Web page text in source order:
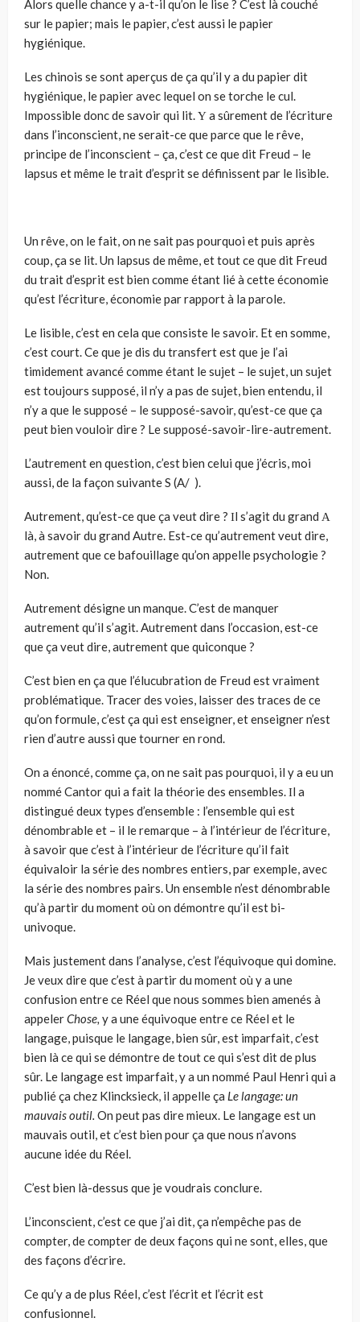
Alors quelle chance y a-t-­il qu’on le lise ? C’est là couché
sur le papier; mais le papier, c’est aussi le papier
hygiénique.
Les chinois se sont aperçus de ça qu’il y a du papier dit
hygiénique, le papier avec lequel on se torche le cul.
Impossible donc de savoir qui lit. Υ a sûrement de l’écriture
dans l’inconscient, ne serait-ce que parce que le rêve,
principe de l’inconscient – ça, c’est ce que dit Freud – le
lapsus et même le trait d’esprit se définissent par le lisible.
Un rêve, on le fait, on ne sait pas pourquoi et puis après
coup, ça se lit. Un lapsus de même, et tout ce que dit Freud
du trait d’esprit est bien comme étant lié à cette économie
qu’est l’écriture, économie par rapport à la parole.
Le lisible, c’est en cela que consiste le savoir. Et en somme,
c’est court. Ce que je dis du transfert est que je l’ai
timidement avancé comme étant le sujet – le sujet, un sujet
est toujours supposé, il n’y a pas de sujet, bien entendu, il
n’y a que le supposé – le supposé-savoir, qu’est-ce que ça
peut bien vouloir dire ? Le supposé-savoir-lire-autrement.
L’autrement en question, c’est bien celui que j’écris, moi
aussi, de la façon suivante S (A/ ).
Autrement, qu’est-ce que ça veut dire ? Ιl s’agit du grand Α
là, à savoir du grand Autre. Est-ce qu’autrement veut dire,
autrement que ce bafouillage qu’on appelle psychologie ?
Non.
Autrement désigne un manque. C’est de manquer
autrement qu’il s’agit. Autrement dans l’occasion, est-ce
que ça veut dire, autrement que quiconque ?
C’est bien en ça que l’élucubration de Freud est vraiment
probléma­tique. Tracer des voies, laisser des traces de ce
qu’on formule, c’est ça qui est enseigner, et enseigner n’est
rien d’autre aussi que tourner en rond.
On a énoncé, comme ça, on ne sait pas pourquoi, il y a eu un
nommé Cantor qui a fait la théorie des ensembles. Ιl a
distingué deux types d’en­semble : l’ensemble qui est
dénombrable et – il le remarque – à l’inté­rieur de l’écriture,
à savoir que c’est à l’intérieur de l’écriture qu’il fait
équivaloir la série des nombres entiers, par exemple, avec
la série des nombres pairs. Un ensemble n’est dénombrable
qu’à partir du moment où on démontre qu’il est bi-
univoque.
Mais justement dans l’analyse, c’est l’équivoque qui domine.
Je veux dire que c’est à partir du moment où y a une
confusion entre ce Réel que nous sommes bien amenés à
appelerChose, y a une équivoque entre ce Réel et le
langage, puisque le langage, bien sûr, est imparfait, c’est
bien là ce qui se démontre de tout ce qui s’est dit de plus
sûr. Le langage est imparfait, y a un nommé Paul Henri qui a
publié ça chez Klincksieck, il appelle ça Le langage: un
mauvais outil. On peut pas dire mieux. Le lan­gage est un
mauvais outil, et c’est bien pour ça que nous n’avons
aucune idée du Réel.
C’est bien là-dessus que je voudrais conclure.
L’inconscient, c’est ce que j’ai dit, ça n’empêche pas de
compter, de compter de deux façons qui ne sont, elles, que
des façons d’écrire.
Ce qu’y a de plus Réel, c’est l’écrit et l’écrit est
confusionnel.